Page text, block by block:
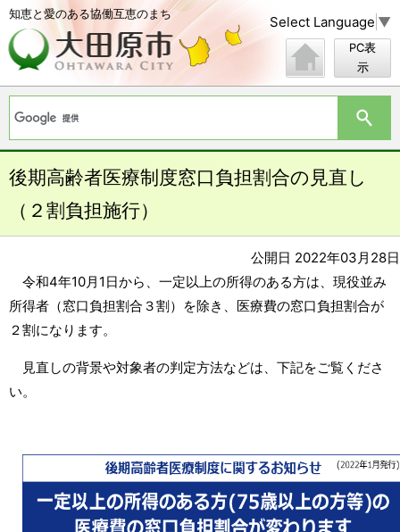
知恵と愛のある協働互恵のまち Select Language ▼
PC表
示
後期高齢者医療制度窓口負担割合の見直し
（２割負担施行）
公開日 2022年03月28日
令和4年10月1日から、一定以上の所得のある方は、現役並み
所得者（窓口負担割合３割）を除き、医療費の窓口負担割合が
２割になります。
見直しの背景や対象者の判定方法などは、下記をご覧くださ
い。